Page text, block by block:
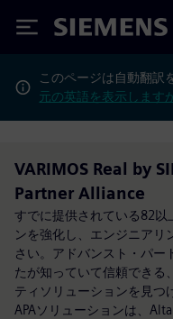
Siemens
このページは自動翻訳
元の英語を表示します
VARIMOS Real by
Partner Alliance
すでに提供されている82以
ンを強化し、エンジニアリ
さい。アドバンスト・パー
たが知っていて信頼できる
ティソリューションを見つ
APAソリューションは、